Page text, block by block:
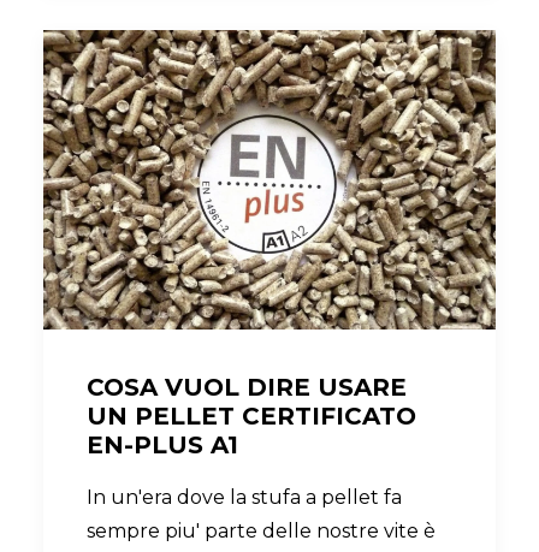
COSA VUOL DIRE USARE
UN PELLET CERTIFICATO
EN-PLUS A1
In un'era dove la stufa a pellet fa
sempre piu' parte delle nostre vite è